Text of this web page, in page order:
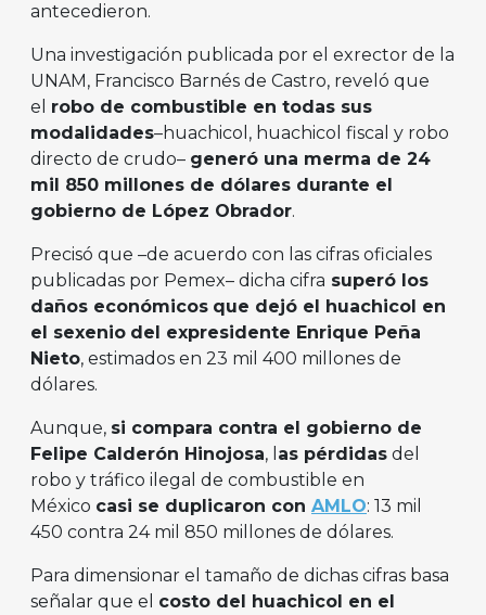
antecedieron.
Una investigación publicada por el exrector de la
UNAM, Francisco Barnés de Castro, reveló que
el robo de combustible en todas sus
modalidades–huachicol, huachicol fiscal y robo
directo de crudo– generó una merma de 24
mil 850 millones de dólares durante el
gobierno de López Obrador.
Precisó que –de acuerdo con las cifras oficiales
publicadas por Pemex– dicha cifra superó los
daños económicos que dejó el huachicol en
el sexenio del expresidente Enrique Peña
Nieto, estimados en 23 mil 400 millones de
dólares.
Aunque, si compara contra el gobierno de
Felipe Calderón Hinojosa, l as pérdidas del
robo y tráfico ilegal de combustible en
México casi se duplicaron con AMLO: 13 mil
450 contra 24 mil 850 millones de dólares.
Para dimensionar el tamaño de dichas cifras basa
señalar que el costo del huachicol en el